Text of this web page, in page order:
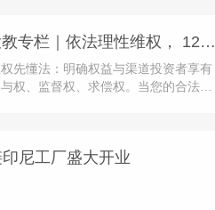
5・15 投教专栏｜依法理性维权， 12386 守护您的合法权益
先懂法：明确权益与渠道投资者享有
权、监督权、求偿权。当您的合法权
议，是投资者维权的首要官...
尼工厂盛大开业